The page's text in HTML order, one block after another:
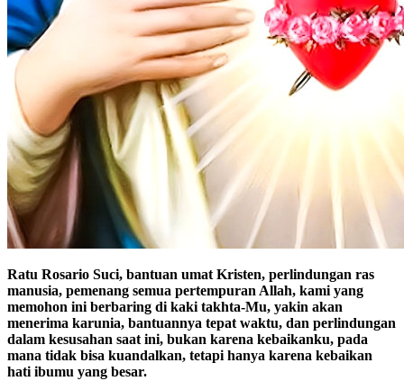
Ratu Rosario Suci, bantuan umat Kristen, perlindungan ras
manusia, pemenang semua pertempuran Allah, kami yang
memohon ini berbaring di kaki takhta-Mu, yakin akan
menerima karunia, bantuannya tepat waktu, dan perlindungan
dalam kesusahan saat ini, bukan karena kebaikanku, pada
mana tidak bisa kuandalkan, tetapi hanya karena kebaikan
hati ibumu yang besar.